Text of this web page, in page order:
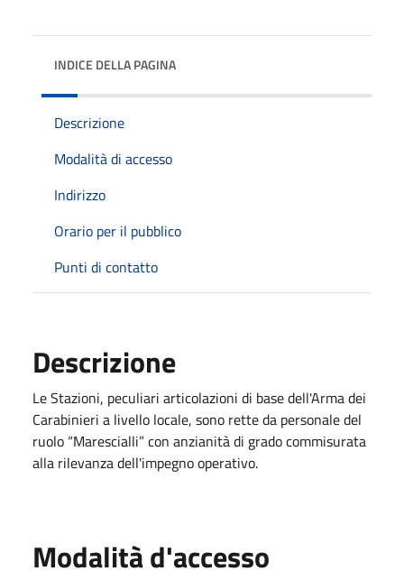
INDICE DELLA PAGINA
Descrizione
Modalità di accesso
Indirizzo
Orario per il pubblico
Punti di contatto
Descrizione
Le Stazioni, peculiari articolazioni di base dell'Arma dei
Carabinieri a livello locale, sono rette da personale del
ruolo “Marescialli” con anzianità di grado commisurata
alla rilevanza dell'impegno operativo.
Modalità d'accesso